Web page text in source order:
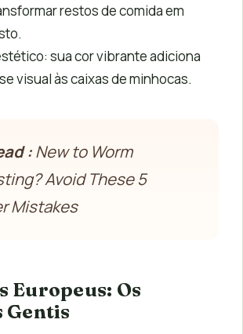
restos de comida em
sua cor vibrante adiciona
visual às caixas de minhocas.
:New to Worm
Avoid These 5
Mistakes
Europeus: Os
Gentis